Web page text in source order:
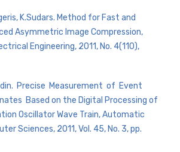
K.Sudars. Method for Fast and
Asymmetric Image Compression,
Engineering, 2011, No. 4(110),
Precise Measurement of Event
Based on the Digital Processing of
Oscillator Wave Train, Automatic
Sciences, 2011, Vol. 45, No. 3, pp.